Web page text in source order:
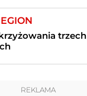
trzech
REKLAMA